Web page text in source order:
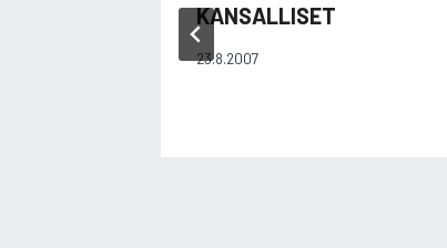
KANSALLISET
23.8.2007